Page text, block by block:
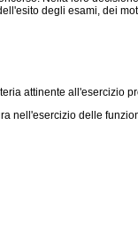
degli esami, dei
attinente all'esercizio
nell'esercizio delle